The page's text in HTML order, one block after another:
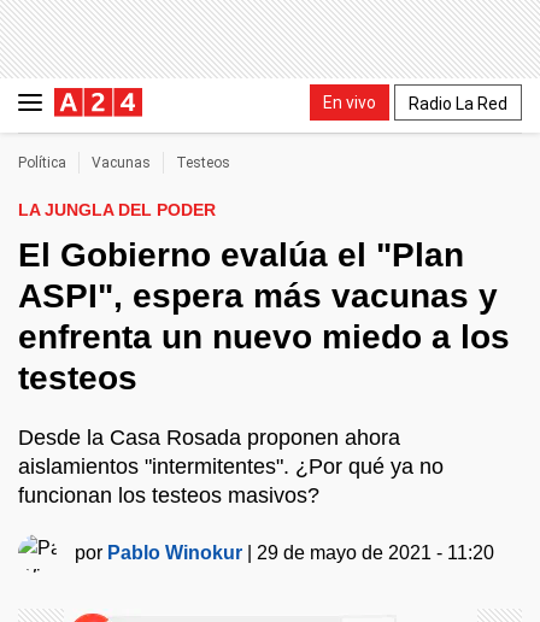
En vivo Radio La Red
Política Vacunas Testeos
LA JUNGLA DEL PODER
El Gobierno evalúa el "Plan
ASPI", espera más vacunas y
enfrenta un nuevo miedo a los
testeos
Desde la Casa Rosada proponen ahora
aislamientos "intermitentes". ¿Por qué ya no
funcionan los testeos masivos?
por Pablo Winokur 29 de mayo de 2021 - 11:20